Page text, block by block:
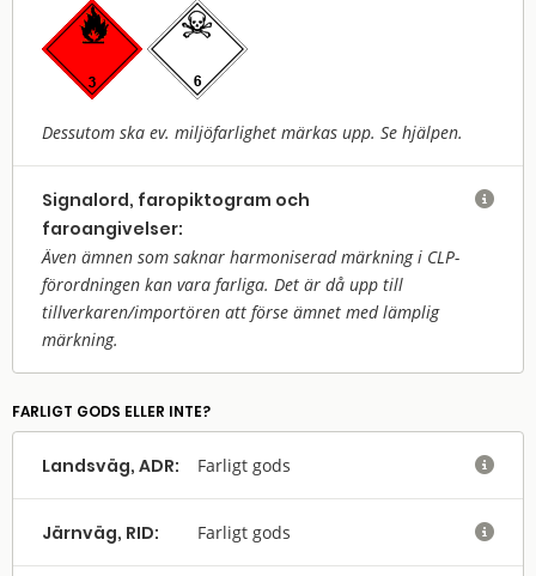
Dessutom ska ev. miljöfarlighet märkas upp. Se hjälpen.
Signalord, faropiktogram och
faroangivelser:
Även ämnen som saknar harmoniserad märkning i CLP-
förordningen kan vara farliga. Det är då upp till
tillverkaren/importören att förse ämnet med lämplig
märkning.

FARLIGT GODS ELLER INTE?
Landsväg, ADR: Farligt gods 
Järnväg, RID: Farligt gods 